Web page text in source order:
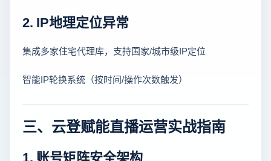
2. IP地理定位异常
集成多家住宅代理库，支持国家/城市级IP定位
智能IP轮换系统（按时间/操作次数触发）
三、云登赋能直播运营实战指南
1. 账号矩阵安全架构